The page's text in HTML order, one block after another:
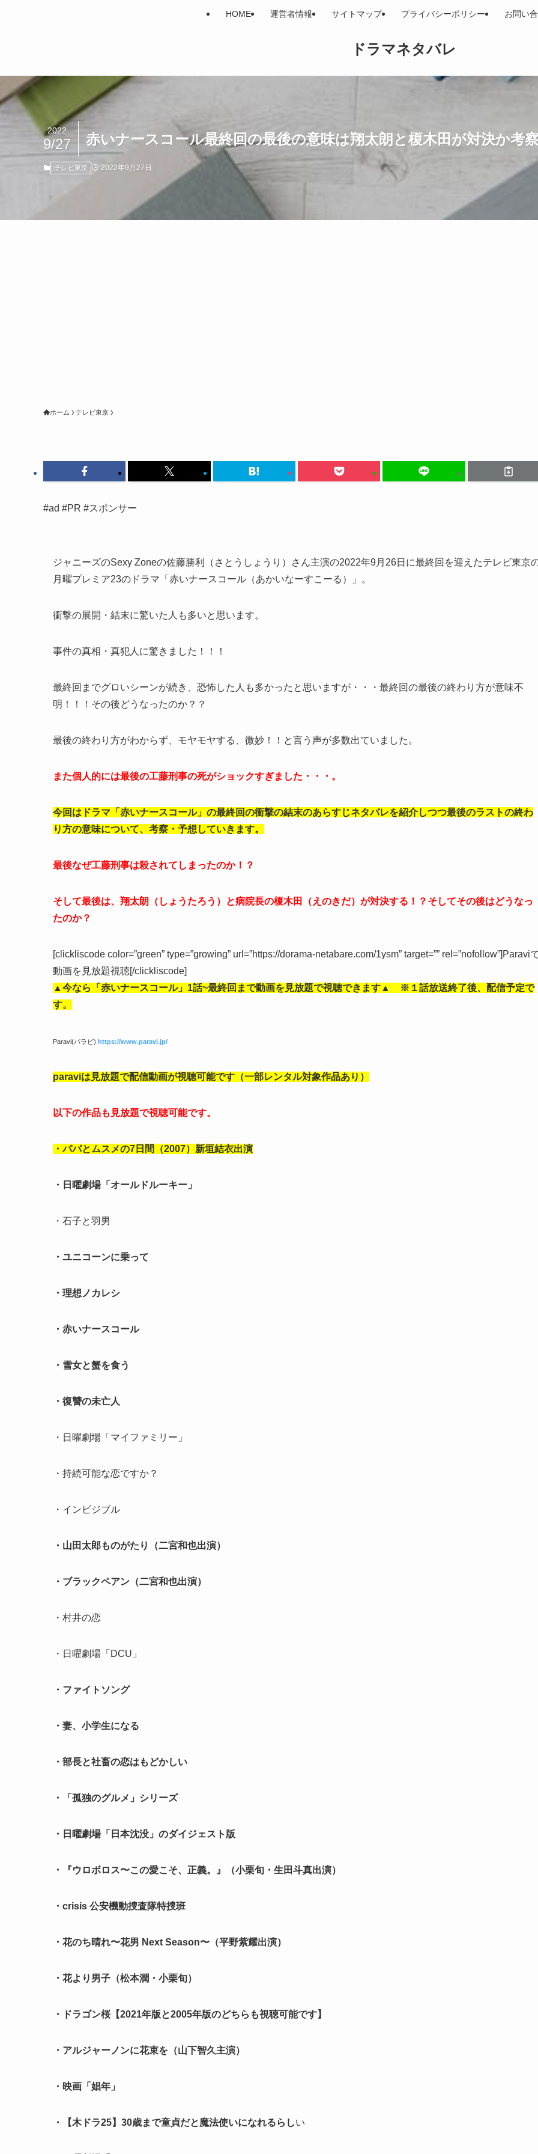
ドラマネタバレ
HOME 運営者情報 サイトマップ プライバシーポリシー お問い
赤いナースコール最終回の最後の意味は翔太朗と榎木田が対決か考
2022
9/27
テレビ東京 2022年9月27日
ホーム テレビ東京
#ad #PR #スポンサー
ジャニーズのSexy Zoneの佐藤勝利（さとうしょうり）さん主演の2022年9月26日に最終回を迎えたテレビ東京
月曜プレミア23のドラマ「赤いナースコール（あかいなーすこーる）」。
衝撃の展開・結末に驚いた人も多いと思います。
事件の真相・真犯人に驚きました！！！
最終回までグロいシーンが続き、恐怖した人も多かったと思いますが・・・最終回の最後の終わり方が意味不
明！！！その後どうなったのか？？
最後の終わり方がわからず、モヤモヤする、微妙！！と言う声が多数出ていました。
また個人的には最後の工藤刑事の死がショックすぎました・・・。
今回はドラマ「赤いナースコール」の最終回の衝撃の結末のあらすじネタバレを紹介しつつ最後のラストの終わ
り方の意味について、考察・予想していきます。
最後なぜ工藤刑事は殺されてしまったのか！？
そして最後は、翔太朗（しょうたろう）と病院長の榎木田（えのきだ）が対決する！？そしてその後はどうなっ
たのか？
[clickliscode color=”green” type=”growing” url=”https://dorama-netabare.com/1ysm” target=”” rel=”nofollow”]Paravi
動画を見放題視聴[/clickliscode]
▲今なら「赤いナースコール」1話~最終回まで動画を見放題で視聴できます▲ ※１話放送終了後、配信予定で
す。
Paravi(パラビ) https://www.paravi.jp/
paraviは見放題で配信動画が視聴可能です（一部レンタル対象作品あり）
以下の作品も見放題で視聴可能です。
・パパとムスメの7日間（2007）新垣結衣出演
・日曜劇場「オールドルーキー」
・石子と羽男
・ユニコーンに乗って
・理想ノカレシ
・赤いナースコール
・雪女と蟹を食う
・復讐の未亡人
・日曜劇場「マイファミリー」
・持続可能な恋ですか？
・インビジブル
・山田太郎ものがたり（二宮和也出演）
・ブラックペアン（二宮和也出演）
・村井の恋
・日曜劇場「DCU」
・ファイトソング
・妻、小学生になる
・部長と社畜の恋はもどかしい
・「孤独のグルメ」シリーズ
・日曜劇場「日本沈没」のダイジェスト版
・『ウロボロス〜この愛こそ、正義。』（小栗旬・生田斗真出演）
・crisis 公安機動捜査隊特捜班
・花のち晴れ〜花男 Next Season〜（平野紫耀出演）
・花より男子（松本潤・小栗旬）
・ドラゴン桜【2021年版と2005年版のどちらも視聴可能です】
・アルジャーノンに花束を（山下智久主演）
・映画「娼年」
・【木ドラ25】30歳まで童貞だと魔法使いになれるらしい